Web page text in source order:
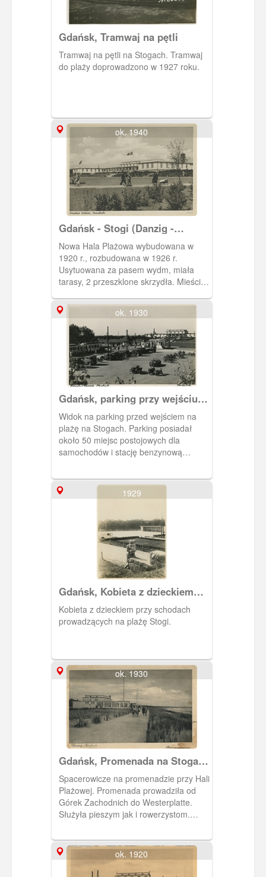
Gdańsk, Tramwaj na pętli
Tramwaj na pętli na Stogach. Tramwaj
do plaży doprowadzono w 1927 roku.
ok. 1940
Gdańsk - Stogi (Danzig -
Heubude), Hala Plażowa
(Strandhalle)
Nowa Hala Plażowa wybudowana w
1920 r., rozbudowana w 1926 r.
Usytuowana za pasem wydm, miała
tarasy, 2 przeszklone skrzydła. Mieściła
przyziemiu) z widokiem na morze i
ogród kuracyjny. W 1939 r. własność
Paula Siedlera. Zniszczona w 1945 r. ,
nieodbudowana.
ok. 1930
Gdańsk, parking przy wejściu
na plażę
Widok na parking przed wejściem na
plażę na Stogach. Parking posiadał
około 50 miejsc postojowych dla
samochodów i stację benzynową
Stogi otworzono w 1927 roku. Na
dalszym planie Hala Plażowa. Obecnie
Przetrwały piwnice. Do dzisiaj też
przetrwały kamienne schody
prowadzące do plaży.
1929
Gdańsk, Kobieta z dzieckiem
przy schodach na Stogach
Kobieta z dzieckiem przy schodach
prowadzących na plażę Stogi.
ok. 1930
Gdańsk, Promenada na Stogach
przy plaży
Spacerowicze na promenadzie przy Hali
Plażowej. Promenada prowadziła od
Górek Zachodnich do Westerplatte.
Służyła pieszym jak i rowerzystom.
ok. 1920